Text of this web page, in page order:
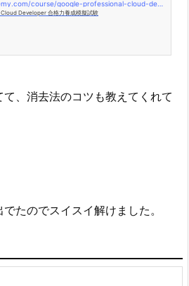
Developer 合格力養成模擬試験
、消去法のコツも教えてくれて
たのでスイスイ解けました。